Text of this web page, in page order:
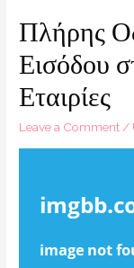
Πλήρης
Εισόδου
Εταιρίες
Leave a Comment /